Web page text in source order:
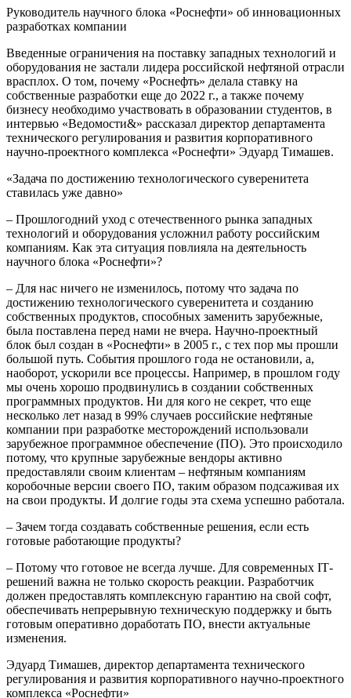
Руководитель научного блока «Роснефти» об инновационных
разработках компании
Введенные ограничения на поставку западных технологий и
оборудования не застали лидера российской нефтяной отрасли
врасплох. О том, почему «Роснефть» делала ставку на
собственные разработки еще до 2022 г., а также почему
бизнесу необходимо участвовать в образовании студентов, в
интервью «Ведомости&» рассказал директор департамента
технического регулирования и развития корпоративного
научно-проектного комплекса «Роснефти» Эдуард Тимашев.
«Задача по достижению технологического суверенитета
ставилась уже давно»
– Прошлогодний уход с отечественного рынка западных
технологий и оборудования усложнил работу российским
компаниям. Как эта ситуация повлияла на деятельность
научного блока «Роснефти»?
– Для нас ничего не изменилось, потому что задача по
достижению технологического суверенитета и созданию
собственных продуктов, способных заменить зарубежные,
была поставлена перед нами не вчера. Научно-проектный
блок был создан в «Роснефти» в 2005 г., с тех пор мы прошли
большой путь. События прошлого года не остановили, а,
наоборот, ускорили все процессы. Например, в прошлом году
мы очень хорошо продвинулись в создании собственных
программных продуктов. Ни для кого не секрет, что еще
несколько лет назад в 99% случаев российские нефтяные
компании при разработке месторождений использовали
зарубежное программное обеспечение (ПО). Это происходило
потому, что крупные зарубежные вендоры активно
предоставляли своим клиентам – нефтяным компаниям
коробочные версии своего ПО, таким образом подсаживая их
на свои продукты. И долгие годы эта схема успешно работала.
– Зачем тогда создавать собственные решения, если есть
готовые работающие продукты?
– Потому что готовое не всегда лучше. Для современных IТ-
решений важна не только скорость реакции. Разработчик
должен предоставлять комплексную гарантию на свой софт,
обеспечивать непрерывную техническую поддержку и быть
готовым оперативно доработать ПО, внести актуальные
изменения.
Эдуард Тимашев, директор департамента технического
регулирования и развития корпоративного научно-проектного
комплекса «Роснефти»